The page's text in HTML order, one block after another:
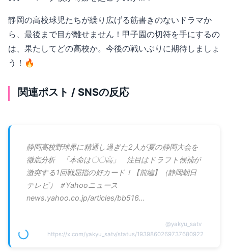
静岡の高校球児たちが繰り広げる筋書きのないドラマか
ら、最後まで目が離せません！甲子園の切符を手にするの
は、果たしてどの高校か。今後の戦いぶりに期待しましょ
う！🔥
関連ポスト / SNSの反応
静岡高校野球界に精通し過ぎた2人が夏の静岡大会を
徹底分析 「本命は〇〇高」 注目はドラフト候補が
激突する1回戦屈指の好カード！【前編】（静岡朝日
テレビ） ＃Yahooニュース
news.yahoo.co.jp/articles/bb516…
@yakyu_satv
https://x.com/yakyu_satv/status/1939860269737680922